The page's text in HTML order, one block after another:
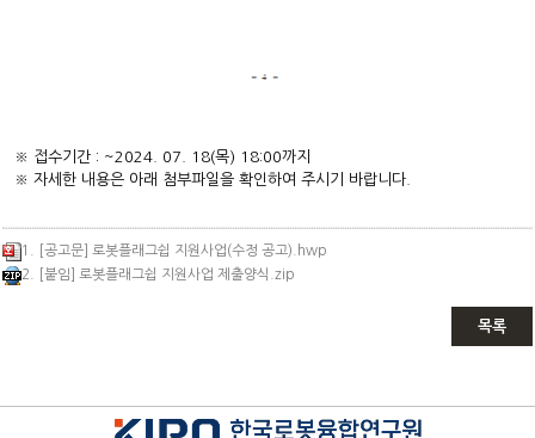
※ 접수기간 : ~2024. 07. 18(목) 18:00까지
※ 자세한 내용은 아래 첨부파일을 확인하여 주시기 바랍니다.
1. [공고문] 로봇플래그쉽 지원사업(수정 공고).hwp
2. [붙임] 로봇플래그쉽 지원사업 제출양식.zip
목록